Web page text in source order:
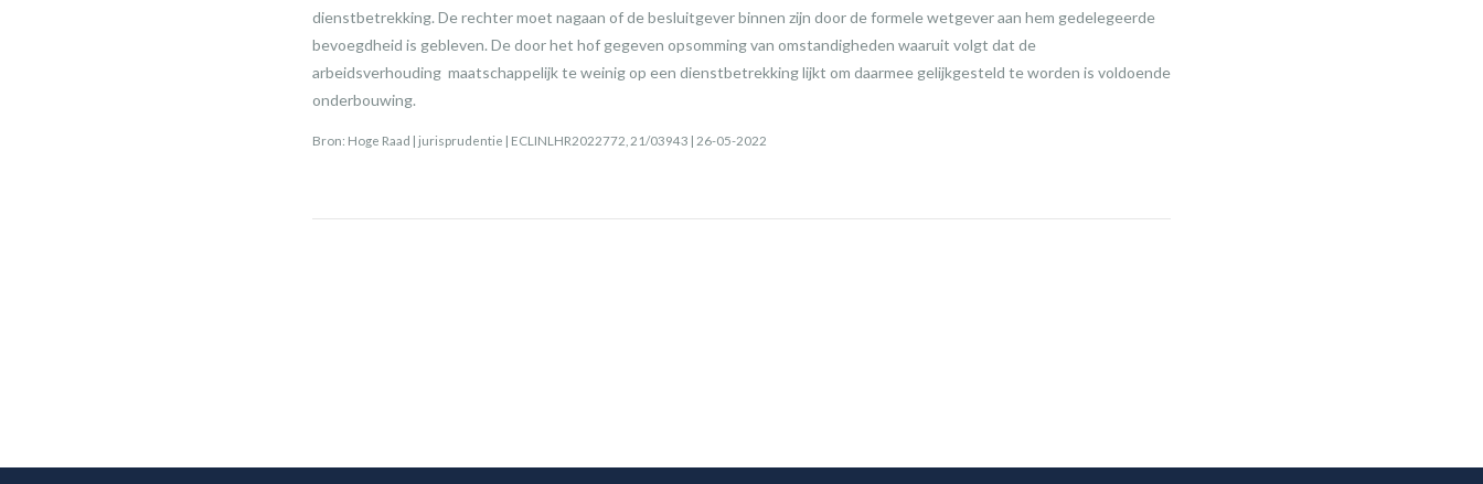
dienstbetrekking. De rechter moet nagaan of de besluitgever binnen zijn door de formele wetgever aan hem gedelegeerde
bevoegdheid is gebleven. De door het hof gegeven opsomming van omstandigheden waaruit volgt dat de
arbeidsverhouding maatschappelijk te weinig op een dienstbetrekking lijkt om daarmee gelijkgesteld te worden is voldoende
onderbouwing.
Bron: Hoge Raad | jurisprudentie | ECLINLHR2022772, 21/03943 | 26-05-2022